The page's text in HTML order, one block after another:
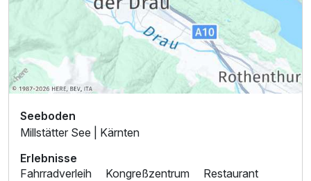
Seeboden
Millstätter See | Kärnten
Erlebnisse
Fahrradverleih
Kongreßzentrum
Restaurant